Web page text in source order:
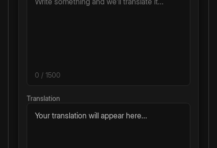
0 / 1500
Translation
Your translation will appear here...